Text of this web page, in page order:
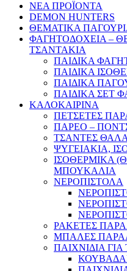
ΝΕΑ ΠΡΟΪΟΝΤΑ
DEMON HUNTERS
ΘΕΜΑΤΙΚΑ
ΦΑΓΗΤΟΔΟΧΕΙΑ –
ΤΣΑΝΤΑΚΙΑ
ΠΑΙΔΙΚΑ
ΠΑΙΔΙΚΑ
ΠΑΙΔΙΚΑ
ΠΑΙΔΙΚΑ ΣΕΤ
ΚΑΛΟΚΑΙΡΙΝΑ
ΠΕΤΣΕΤΕΣ
ΠΑΡΕΟ –
ΤΣΑΝΤΕΣ
ΨΥΓΕΙΑΚΙΑ,
ΙΣΟΘΕΡΜΙΚΑ
ΜΠΟΥΚΑΛΙΑ
ΝΕΡΟΠΙΣΤΟΛΑ
ΡΑΚΕΤΕΣ
ΜΠΑΛΕΣ
ΠΑΙΧΝΙΔΙΑ